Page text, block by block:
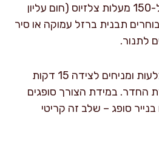
מחממים את התנור ל-150 מעלות צלזיוס (חום עליון
תבנית ברזל עמוקה או סיר
לתנור.
שוטפים היטב את הצלעות ומניחים לצידה 15 דקות
החדר. במידת הצורך סופגים
סופג – שלב זה קריטי